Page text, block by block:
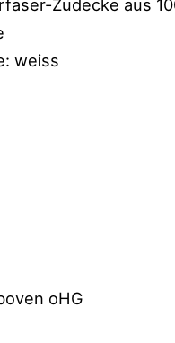
Zudecke aus
weiss
oHG